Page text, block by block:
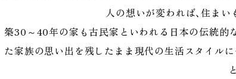
人の想いが変われば、住ま
築30～40年の家も古民家といわれる日本の伝統的
た家族の思い出を残したまま現代の生活スタイル